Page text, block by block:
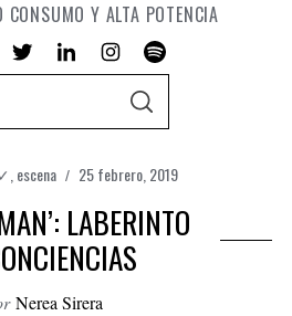
CONSUMO Y ALTA POTENCIA
S
C
H
,escena 25 febrero, 2019
LABERINTO
Nerea Sirera